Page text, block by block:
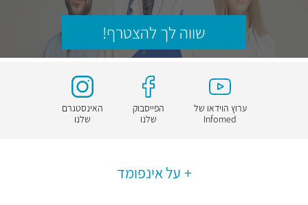
שווה לך להצטרף!
ערוץ הוידאו של
Infomed
הפייסבוק
שלנו
האינסטגרם
שלנו
על אינפומד